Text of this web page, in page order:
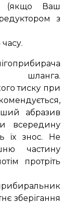
(якщо Ваш
з
шланга.
тиску при
абразив
всередину
їх знос. Не
частину
протріть
зберігання